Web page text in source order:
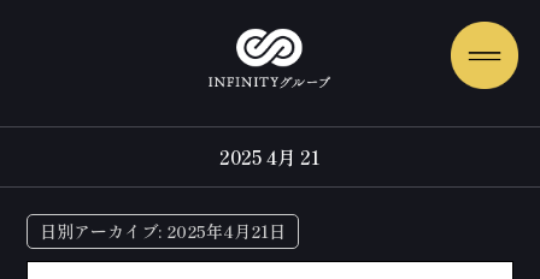
2025 4月 21
日別アーカイブ: 2025年4月21日